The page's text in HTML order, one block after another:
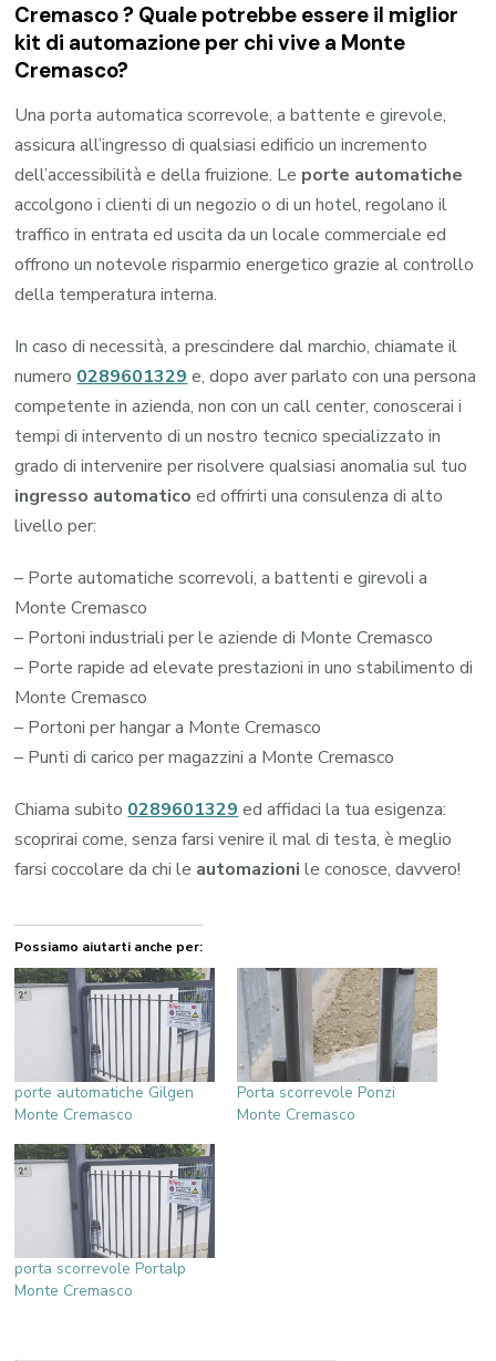
Cremasco ? Quale potrebbe essere il miglior
kit di automazione per chi vive a Monte
Cremasco?
Una porta automatica scorrevole, a battente e girevole,
assicura all’ingresso di qualsiasi edificio un incremento
dell’accessibilità e della fruizione. Le porte automatiche
accolgono i clienti di un negozio o di un hotel, regolano il
traffico in entrata ed uscita da un locale commerciale ed
offrono un notevole risparmio energetico grazie al controllo
della temperatura interna.
In caso di necessità, a prescindere dal marchio, chiamate il
numero 0289601329 e, dopo aver parlato con una persona
competente in azienda, non con un call center, conoscerai i
tempi di intervento di un nostro tecnico specializzato in
grado di intervenire per risolvere qualsiasi anomalia sul tuo
ingresso automatico ed offrirti una consulenza di alto
livello per:
– Porte automatiche scorrevoli, a battenti e girevoli a
Monte Cremasco
– Portoni industriali per le aziende di Monte Cremasco
– Porte rapide ad elevate prestazioni in uno stabilimento di
Monte Cremasco
– Portoni per hangar a Monte Cremasco
– Punti di carico per magazzini a Monte Cremasco
Chiama subito 0289601329 ed affidaci la tua esigenza:
scoprirai come, senza farsi venire il mal di testa, è meglio
farsi coccolare da chi le automazioni le conosce, davvero!
Possiamo aiutarti anche per:
porte automatiche Gilgen
Monte Cremasco
Porta scorrevole Ponzi
Monte Cremasco
porta scorrevole Portalp
Monte Cremasco